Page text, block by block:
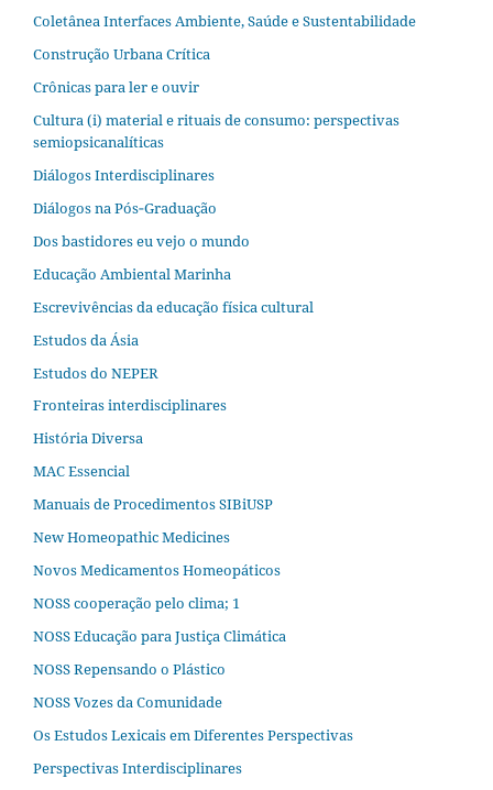
Coletânea Interfaces Ambiente, Saúde e Sustentabilidade
Construção Urbana Crítica
Crônicas para ler e ouvir
Cultura (i) material e rituais de consumo: perspectivas
semiopsicanalíticas
Diálogos Interdisciplinares
Diálogos na Pós‐Graduação
Dos bastidores eu vejo o mundo
Educação Ambiental Marinha
Escrevivências da educação física cultural
Estudos da Ásia​
Estudos do NEPER
Fronteiras interdisciplinares
História Diversa
MAC Essencial
Manuais de Procedimentos SIBiUSP
New Homeopathic Medicines
Novos Medicamentos Homeopáticos
NOSS cooperação pelo clima; 1
NOSS Educação para Justiça Climática
NOSS Repensando o Plástico
NOSS Vozes da Comunidade
Os Estudos Lexicais em Diferentes Perspectivas
Perspectivas Interdisciplinares